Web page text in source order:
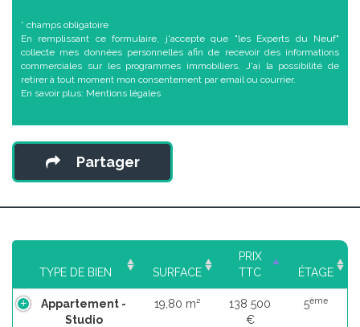
* champs obligatoire
En remplissant ce formulaire, j'accepte que "les Experts du Neuf"
collecte mes données personnelles afin de recevoir des informations
commerciales sur les programmes immobiliers. J'ai la possibilité de
retirer à tout moment mon consentement par email ou courrier.
En savoir plus: Mentions légales
Partager
TYPE DE BIEN SURFACE
PRIX
TTC
ÉTAGE
Appartement -
Studio
19,80 m²
138 500
€
5ème